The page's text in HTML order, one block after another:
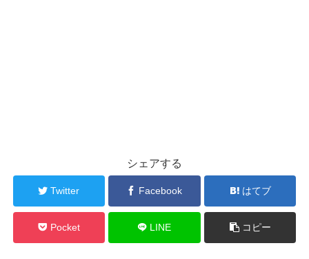
シェアする
Twitter Facebook はてブ
Pocket LINE コピー